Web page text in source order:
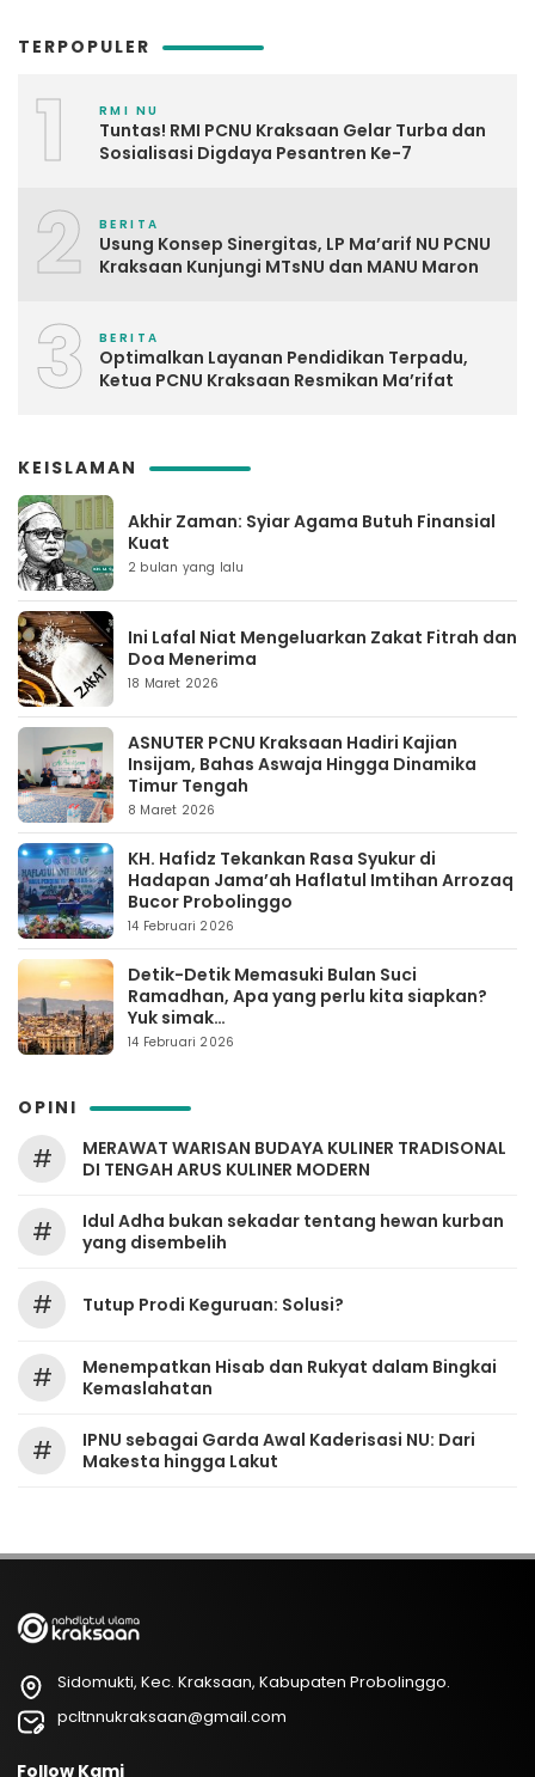
TERPOPULER
1 RMI NU
Tuntas! RMI PCNU Kraksaan Gelar Turba dan
Sosialisasi Digdaya Pesantren Ke-7
2 BERITA
Usung Konsep Sinergitas, LP Ma’arif NU PCNU
Kraksaan Kunjungi MTsNU dan MANU Maron
3 BERITA
Optimalkan Layanan Pendidikan Terpadu,
Ketua PCNU Kraksaan Resmikan Ma’rifat
KEISLAMAN
Akhir Zaman: Syiar Agama Butuh Finansial
Kuat
2 bulan yang lalu
Ini Lafal Niat Mengeluarkan Zakat Fitrah dan
Doa Menerima
18 Maret 2026
ASNUTER PCNU Kraksaan Hadiri Kajian
Insijam, Bahas Aswaja Hingga Dinamika
Timur Tengah
8 Maret 2026
KH. Hafidz Tekankan Rasa Syukur di
Hadapan Jama’ah Haflatul Imtihan Arrozaq
Bucor Probolinggo
14 Februari 2026
Detik-Detik Memasuki Bulan Suci
Ramadhan, Apa yang perlu kita siapkan?
Yuk simak…
14 Februari 2026
OPINI
#
MERAWAT WARISAN BUDAYA KULINER TRADISONAL
DI TENGAH ARUS KULINER MODERN
#
Idul Adha bukan sekadar tentang hewan kurban
yang disembelih
# Tutup Prodi Keguruan: Solusi?
#
Menempatkan Hisab dan Rukyat dalam Bingkai
Kemaslahatan
#
IPNU sebagai Garda Awal Kaderisasi NU: Dari
Makesta hingga Lakut
Sidomukti, Kec. Kraksaan, Kabupaten Probolinggo.
pcltnnukraksaan@gmail.com
Follow Kami